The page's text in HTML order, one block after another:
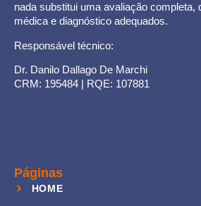
nada substitui uma avaliação completa,
médica e diagnóstico adequados.
Responsável técnico:
Dr. Danilo Dallago De Marchi
CRM: 195484 | RQE: 107881
Páginas
HOME